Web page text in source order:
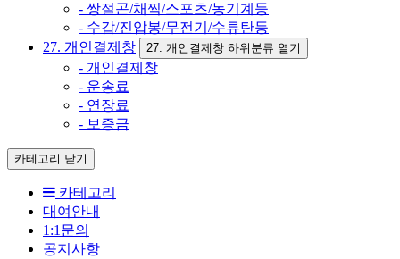
- 쌍절곤/채찍/스포츠/농기계등
- 수갑/진압봉/무전기/수류탄등
27. 개인결제창
27. 개인결제창 하위분류 열기
- 개인결제창
- 운송료
- 연장료
- 보증금
카테고리 닫기
카테고리
대여안내
1:1문의
공지사항